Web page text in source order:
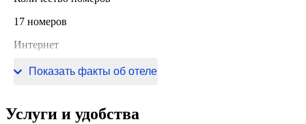
17 номеров
Интернет
Wi-Fi в отеле
Показать факты об отеле
Услуги и удобства